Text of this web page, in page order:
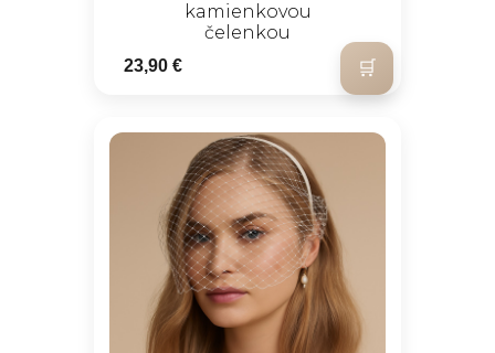
kamienkovou
čelenkou
23,90 €